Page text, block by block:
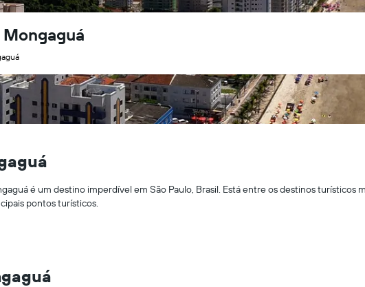
é um destino imperdível em São Paulo, Brasil. Está entre os destinos turísticos
pontos turísticos.